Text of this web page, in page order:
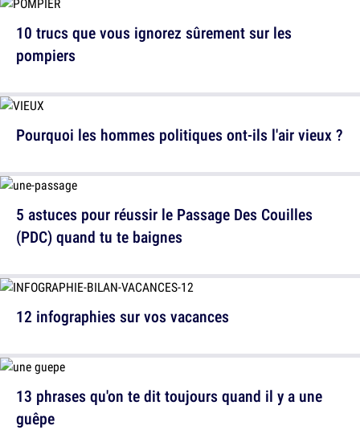
10 trucs que vous ignorez sûrement sur les
pompiers
5 astuces pour réussir le Passage Des Couilles
(PDC) quand tu te baignes
13 phrases qu'on te dit toujours quand il y a une
guêpe
Pourquoi les hommes politiques ont-ils l'air vieux ?
12 infographies sur vos vacances